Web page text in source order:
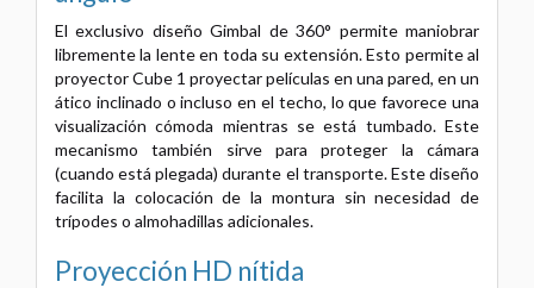
El exclusivo diseño Gimbal de 360° permite maniobrar
libremente la lente en toda su extensión. Esto permite al
proyector Cube 1 proyectar películas en una pared, en un
ático inclinado o incluso en el techo, lo que favorece una
visualización cómoda mientras se está tumbado. Este
mecanismo también sirve para proteger la cámara
(cuando está plegada) durante el transporte. Este diseño
facilita la colocación de la montura sin necesidad de
trípodes o almohadillas adicionales.
Proyección HD nítida